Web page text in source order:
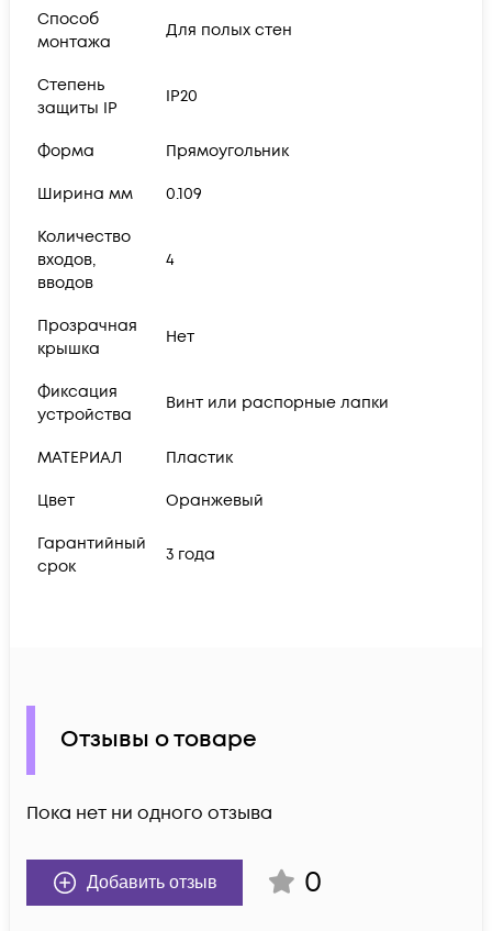
Способ
монтажа
Для полых стен
Степень
защиты IP
IP20
Форма Прямоугольник
Ширина мм 0.109
Количество
входов,
вводов
4
Прозрачная
крышка
Нет
Фиксация
устройства
Винт или распорные лапки
МАТЕРИАЛ Пластик
Цвет Оранжевый
Гарантийный
срок
3 года
Отзывы о товаре
Пока нет ни одного отзыва
Добавить отзыв 0